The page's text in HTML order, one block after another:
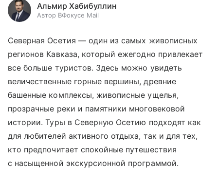
Альмир Хабибуллин
Автор ВФокусе Mail
Северная Осетия — один из самых живописных
регионов Кавказа, который ежегодно привлекает
все больше туристов. Здесь можно увидеть
величественные горные вершины, древние
башенные комплексы, живописные ущелья,
прозрачные реки и памятники многовековой
истории. Туры в Северную Осетию подходят как
для любителей активного отдыха, так и для тех,
кто предпочитает спокойные путешествия
с насыщенной экскурсионной программой.